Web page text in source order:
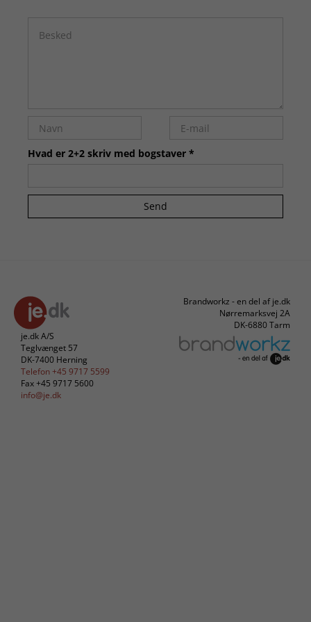
Hvad er 2+2 skriv med bogstaver *
Send
je.dk A/S
Teglvænget 57
DK-7400 Herning
Telefon +45 9717 5599
Fax +45 9717 5600
info@je.dk
Brandworkz - en del af je.dk
Nørremarksvej 2A
DK-6880 Tarm